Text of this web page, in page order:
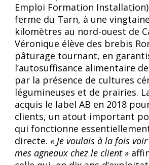
Emploi Formation
ferme du Tarn, à une
kilomètres au nord-ouest de
Véronique élève des brebis
pâturage tournant, en
l’autosuffisance alimentaire
par la présence de cultures
légumineuses et de prairies.
acquis le label AB en 2018
clients, un atout important
qui fonctionne
directe. « Je voulais à la fois
mes agneaux chez le client »